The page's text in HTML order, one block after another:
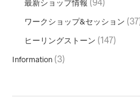
最新ショップ情報
ワークショップ&セッション
ヒーリングストーン (147)
Information (3)